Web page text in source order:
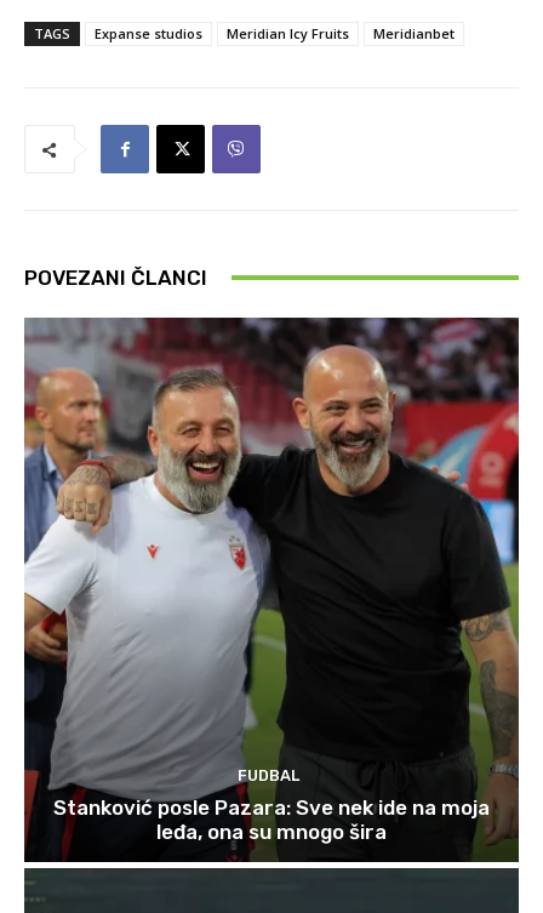
TAGS Expanse studios Meridian Icy Fruits Meridianbet
POVEZANI ČLANCI
FUDBAL
Stanković posle Pazara: Sve nek ide na moja
leđa, ona su mnogo šira